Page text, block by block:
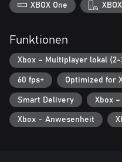
XBOX One
Funktionen
Xbox – Multiplayer lokal (2-
60 fps+ Optimized for
Smart Delivery Xbox
Xbox – Anwesenheit